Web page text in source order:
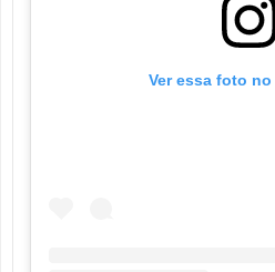
Ver essa foto